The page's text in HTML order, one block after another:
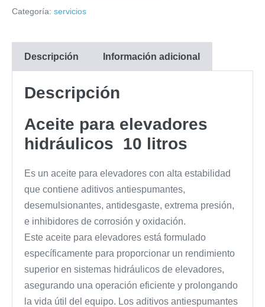
la elevadores
H46
cantidad
cantidad
Categoría: servicios
Descripción Información adicional
Descripción
Aceite para elevadores
hidráulicos 10 litros
Es un aceite para elevadores con alta estabilidad
que contiene aditivos antiespumantes,
desemulsionantes, antidesgaste, extrema presión,
e inhibidores de corrosión y oxidación.
Este aceite para elevadores está formulado
específicamente para proporcionar un rendimiento
superior en sistemas hidráulicos de elevadores,
asegurando una operación eficiente y prolongando
la vida útil del equipo. Los aditivos antiespumantes